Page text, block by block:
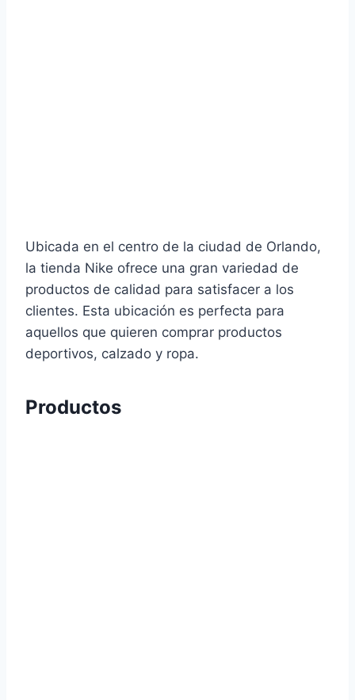
Ubicada en el centro de la ciudad de Orlando,
la tienda Nike ofrece una gran variedad de
productos de calidad para satisfacer a los
clientes. Esta ubicación es perfecta para
aquellos que quieren comprar productos
deportivos, calzado y ropa.
Productos